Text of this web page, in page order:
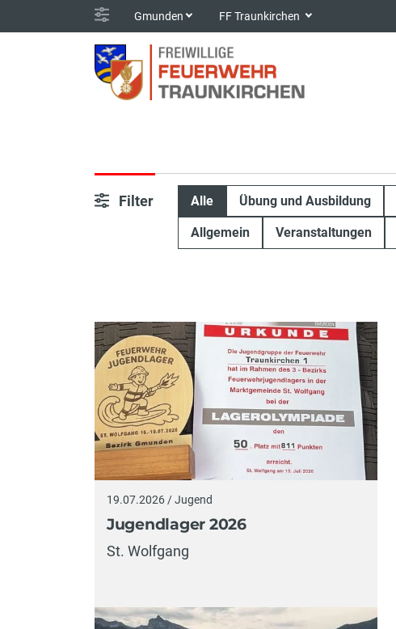
Gmunden FF Traunkirchen
Filter Alle Übung und Ausbildung
Allgemein Veranstaltungen
19.07.2026 / Jugend
Jugendlager 2026
St. Wolfgang